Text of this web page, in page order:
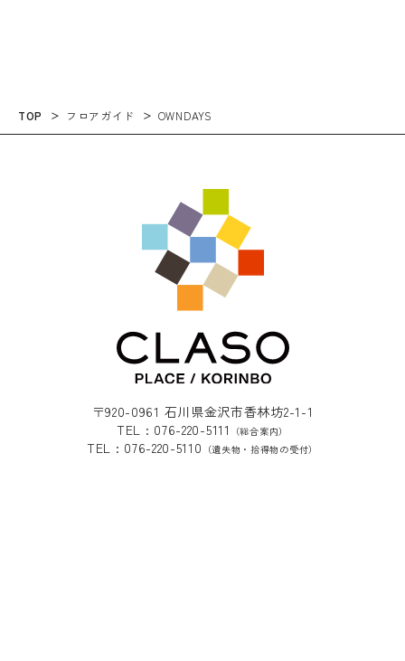
TOP フロアガイド OWNDAYS
〒920-0961 石川県金沢市香林坊2-1-1
TEL : 076-220-5111
（総合案内）
TEL : 076-220-5110 （遺失物・拾得物の受付）